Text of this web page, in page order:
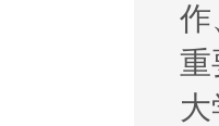
作
重